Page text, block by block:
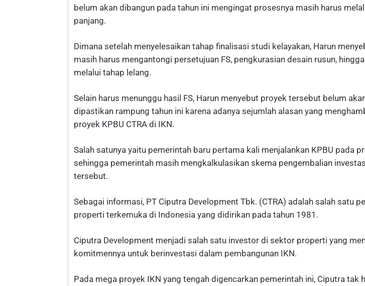
belum akan dibangun pada tahun ini mengingat prosesnya masih harus
panjang.
Dimana setelah menyelesaikan tahap finalisasi studi kelayakan, Harun
masih harus mengantongi persetujuan FS, pengkurasian desain rusun,
melalui tahap lelang.
Selain harus menunggu hasil FS, Harun menyebut proyek tersebut belum
dipastikan rampung tahun ini karena adanya sejumlah alasan yang
proyek KPBU CTRA di IKN.
Salah satunya yaitu pemerintah baru pertama kali menjalankan KPBU pada
sehingga pemerintah masih mengkalkulasikan skema pengembalian
tersebut.
Sebagai informasi, PT Ciputra Development Tbk. (CTRA) adalah salah satu
properti terkemuka di Indonesia yang didirikan pada tahun 1981.
Ciputra Development menjadi salah satu investor di sektor properti yang
komitmennya untuk berinvestasi dalam pembangunan IKN.
Pada mega proyek IKN yang tengah digencarkan pemerintah ini, Ciputra tak